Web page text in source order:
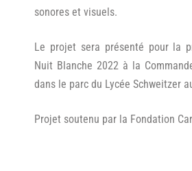
sonores et visuels.
Le projet sera présenté pour la
Nuit Blanche 2022 à la
dans le parc du Lycée Schweitzer
Projet soutenu par la Fondation